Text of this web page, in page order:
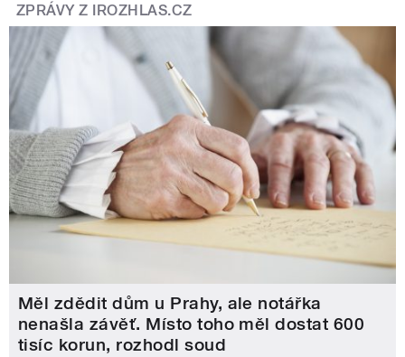
ZPRÁVY Z IROZHLAS.CZ
Měl zdědit dům u Prahy, ale notářka
nenašla závěť. Místo toho měl dostat 600
tisíc korun, rozhodl soud